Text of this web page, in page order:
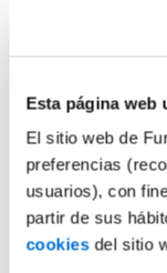
Esta página web
El sitio web de
preferencias
usuarios), con
partir de sus
cookiesdel sitio